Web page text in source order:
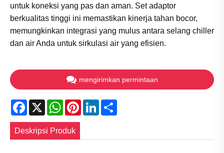
untuk koneksi yang pas dan aman. Set adaptor
berkualitas tinggi ini memastikan kinerja tahan bocor,
memungkinkan integrasi yang mulus antara selang chiller
dan air Anda untuk sirkulasi air yang efisien.
mengirimkan permintaan
Facebook
X WhatsApp
PinterestLinkedIn
Deskripsi Produk